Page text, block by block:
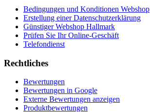
Bedingungen und Konditionen Webshop
Erstellung einer Datenschutzerklärung
Günstiger Webshop Hallmark
Prüfen Sie Ihr Online-Geschäft
Telefondienst
Rechtliches
Bewertungen
Bewertungen in Google
Externe Bewertungen anzeigen
Produktbewertungen